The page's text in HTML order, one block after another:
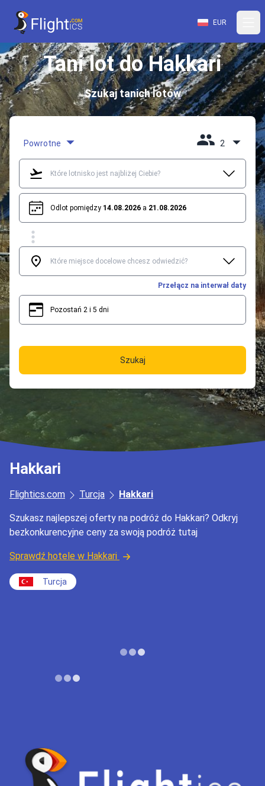
EUR
Tani lot do Hakkari
Szukaj tanich lotów
Powrotne 2
Odlot pomiędzy 14.08.2026 a 21.08.2026
Przełącz na interwał daty
Pozostań 2 i 5 dni
Szukaj
Hakkari
Flightics.com Turcja Hakkari
Szukasz najlepszej oferty na podróż do Hakkari? Odkryj
bezkonkurencyjne ceny za swoją podróż tutaj
Sprawdź hotele w Hakkari
Turcja